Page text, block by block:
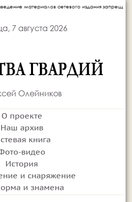
издания запрещается без письменного
7 августа 2026
Олейников
О проекте
Наш архив
книга
видео
История
и снаряжение
и знамена